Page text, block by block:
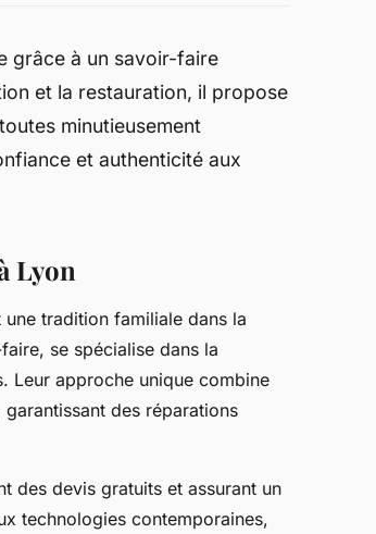
grâce à un savoir-faire
et la restauration, il propose
minutieusement
et authenticité aux
Lyon
tradition familiale dans la
se spécialise dans la
Leur approche unique combine
des réparations
des devis gratuits et assurant un
technologies contemporaines,